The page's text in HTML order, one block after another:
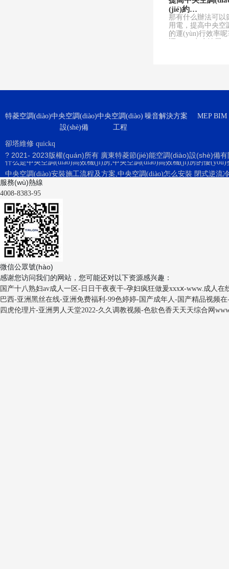
(jié)約…
那有什么辦法可以
用電，提高中央空
的運(yùn)行效率呢
特菱空調(diào)中央空調(diào)
設(shè)備
中央空調(diào)
工程
噪音解決方案 MEP BIM
卻塔維修 quickq
? 2021- 2023版權(quán)所有 廣東特菱節(jié)能空調(diào)設(shè)備
中央空調(diào)off、hi、med、lo分別是什么意思？
中央空調(diào)冷卻塔填料更換、維修保養(yǎng)方法及維護(hù)常識
什么是中央空調(diào)高效機(jī)房,中央空調(diào)高效機(jī)房的優(yōu)
中央空調(diào)安裝施工流程及方案,中央空調(diào)怎么安裝 閉式逆流
中央空調(diào)off、hi、med、lo分別是什么意思？
使用冷卻塔常見(jiàn)的故障及維修方法
冷卻塔使用中的常見(jiàn)故障及維修方法
大金中央空調(diào)顯示U2怎么辦,大金中央空調(diào)u2故障解決方法
中央空調(diào)冷卻塔填料更換、維修保養(yǎng)方法及維護(hù)常識
空調(diào)異響的原因及處理方法
什么是中央空調(diào)高效機(jī)房,中央空調(diào)高效機(jī)房的優(yōu)
冷卻塔降低噪音又不影響散熱效率的方法
中央空調(diào)安裝施工流程及方案,中央空調(diào)怎么安裝
閉式逆流冷卻塔廠家價(jià)格
服務(wù)熱線
4008-8383-95
微信公眾號(hào)
感谢您访问我们的网站，您可能还对以下资源感兴趣：
国产十八熟妇av成人一区-日日干夜夜干-孕妇疯狂做爰xxxⅹ-www.成人
巴西-亚洲黑丝在线-亚洲免费福利-99色婷婷-国产成年人-国产精品视频
四虎伦理片-亚洲男人天堂2022-久久调教视频-色欲色香天天天综合网